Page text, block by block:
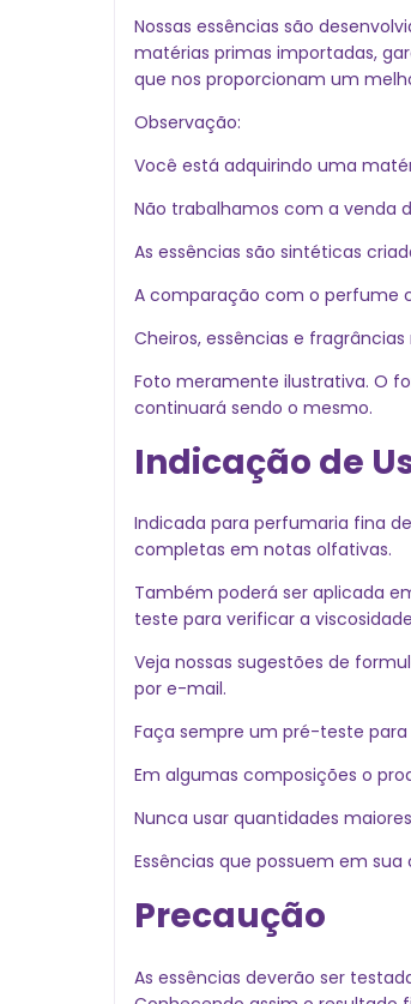
Nossas essências são
matérias primas importadas,
que nos proporcionam um
Observação:
Você está adquirindo uma
Não trabalhamos com a venda
As essências são sintéticas
A comparação com o perfume
Cheiros, essências e
Foto meramente ilustrativa. O
continuará sendo o mesmo.
Indicação de
Indicada para perfumaria fina
completas em notas olfativas.
Também poderá ser aplicada
teste para verificar a
Veja nossas sugestões de
por e-mail.
Faça sempre um pré-teste
Em algumas composições o
Nunca usar quantidades
Essências que possuem em
Precaução
As essências deverão ser